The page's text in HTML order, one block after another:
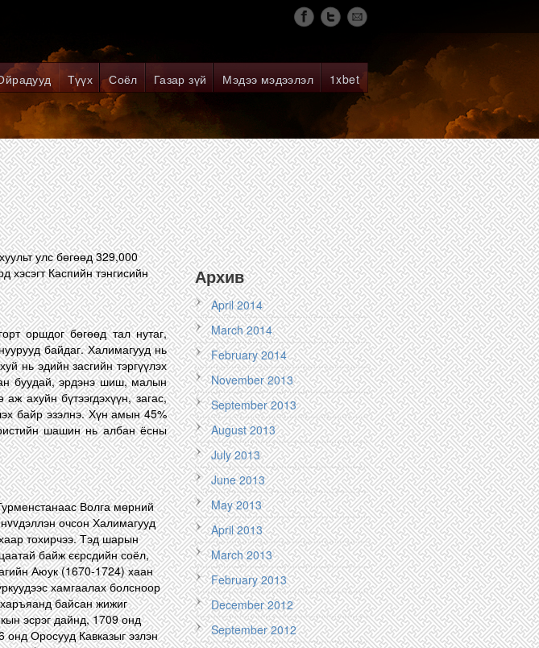
Түүх Соёл Газар зүй Мэдээ мэдээлэл 1xbet
улс бөгөөд 329,000
хэсэгт Каспийн тэнгисийн
оршдог бөгөөд тал нутаг,
байдаг. Халимагууд нь
нь эдийн засгийн тэргүүлэх
буудай, эрдэнэ шиш, малын
ахуйн бүтээгдэхүүн, загас,
байр эзэлнэ. Хүн амын 45%
шашин нь албан ёсны
Волга мөрний
очсон Халимагууд
тохирчээ. Тэд шарын
байж єєрсдийн соёл,
Аюук (1670-1724) хаан
хамгаалах болсноор
байсан жижиг
эсрэг дайнд, 1709 онд
Оросууд Кавказыг эзлэн
Архив
April 2014
March 2014
February 2014
November 2013
September 2013
August 2013
July 2013
June 2013
May 2013
April 2013
March 2013
February 2013
December 2012
September 2012